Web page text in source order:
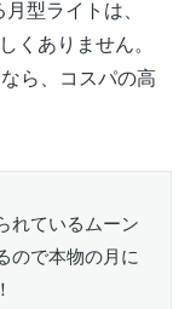
型ライトは、
くありません。
ら、コスパの高
れているムーン
ので本物の月に